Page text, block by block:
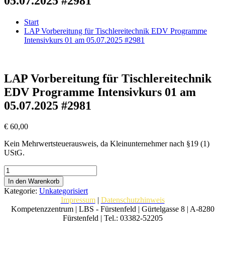
Start
LAP Vorbereitung für Tischlereitechnik EDV Programme
Intensivkurs 01 am 05.07.2025 #2981
LAP Vorbereitung für Tischlereitechnik
EDV Programme Intensivkurs 01 am
05.07.2025 #2981
€ 60,00
Kein Mehrwertsteuerausweis, da Kleinunternehmer nach §19 (1)
UStG.
LAP
Vorbereitung
für
Tischlereitechnik
EDV
Programme
In den Warenkorb
Kategorie: Unkategorisiert
Impressum| Datenschutzhinweis
Kompetenzzentrum | LBS - Fürstenfeld | Gürtelgasse 8 | A-8280
Fürstenfeld | Tel.: 03382-52205